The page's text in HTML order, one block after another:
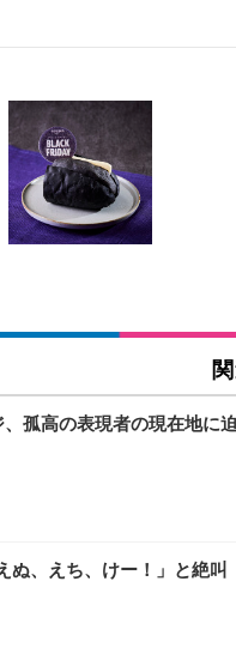
上げ式アームレスト コンパ
チェア 強化バックレスト
おしゃれ パソコンチェア (ブ
おしゃれ パソコンチェア (ホワ
WT | 31.5型4K UHD・USB
付き（CFI-ZDM1J）
ルHD（1920×1080）VA 非
捨て 無香料 ホワイト 300枚
Smart Basic アイリスオー
孤高の表現者の現在地に
、えち、けー！」と絶叫